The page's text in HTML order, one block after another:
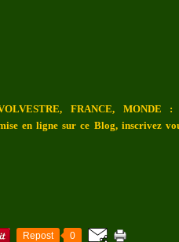
FRANCE, MONDE
en ligne sur ce Blog, inscrivez
Repost 0